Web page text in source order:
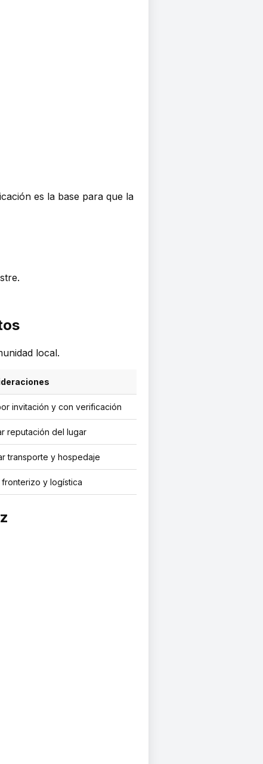
es la base para que la
local.
invitación y con verificación
reputación del lugar
transporte y hospedaje
y logística